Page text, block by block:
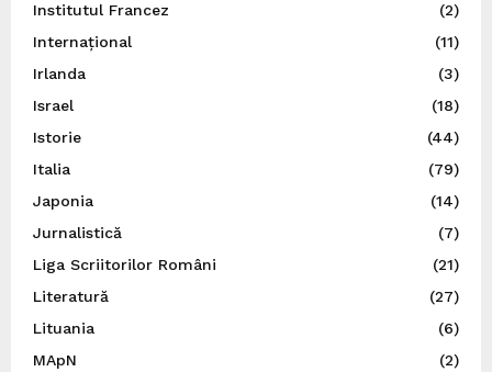
Institutul Francez
(2)
Internațional
(11)
Irlanda
(3)
Israel
(18)
Istorie
(44)
Italia
(79)
Japonia
(14)
Jurnalistică
(7)
Liga Scriitorilor Români
(21)
Literatură
(27)
Lituania
(6)
MApN
(2)